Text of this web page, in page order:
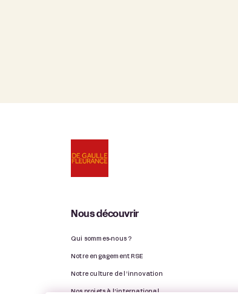
Nous découvrir
Qui sommes-nous ?
Notre engagement RSE
Notre culture de l’innovation
Nos projets à l’international